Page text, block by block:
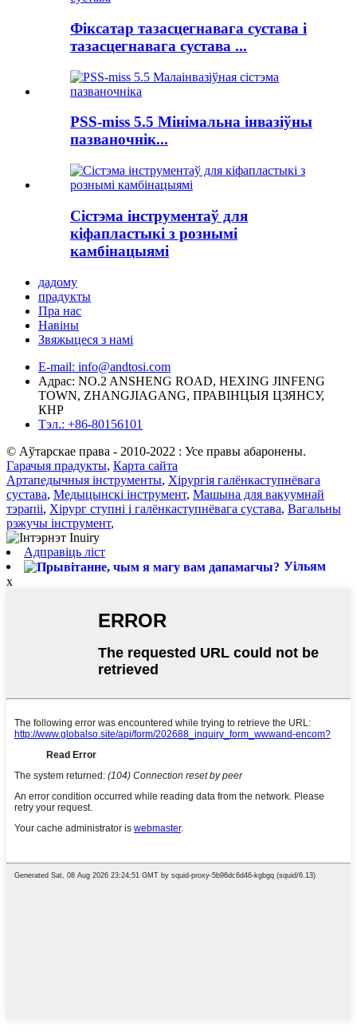
Фіксатар тазасцегнавага сустава і
тазасцегнавага сустава ...
PSS-miss 5.5 Мінімальна інвазіўны
пазваночнік...
Сістэма інструментаў для
кіфапластыкі з рознымі
камбінацыямі
дадому
прадукты
Пра нас
Навіны
Звяжыцеся з намі
E-mail: info@andtosi.com
Адрас: NO.2 ANSHENG ROAD, HEXING JINFENG
TOWN, ZHANGJIAGANG, ПРАВІНЦЫЯ ЦЗЯНСУ,
КНР
Тэл.: +86-80156101
© Аўтарскае права - 2010-2022 : Усе правы абаронены.
Гарачыя прадукты, Карта сайта
Артапедычныя інструменты, Хірургія галёнкаступнёвага
сустава, Медыцынскі інструмент, Машына для вакуумнай
тэрапіі, Хірург ступні і галёнкаступнёвага сустава, Вагальны
рэжучы інструмент,
Адправіць ліст
Уільям
x